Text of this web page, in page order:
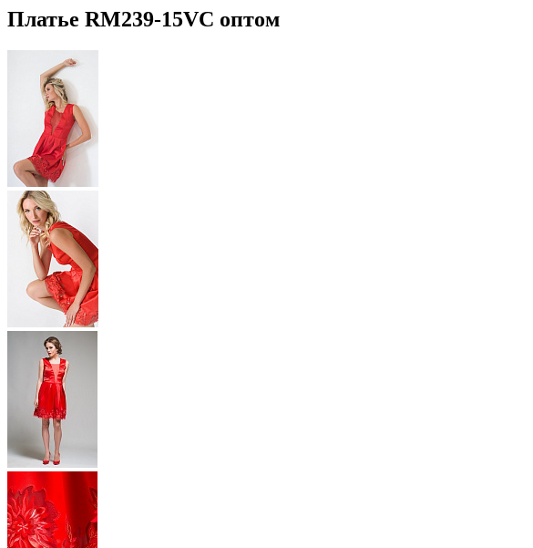
Платье RM239-15VC оптом